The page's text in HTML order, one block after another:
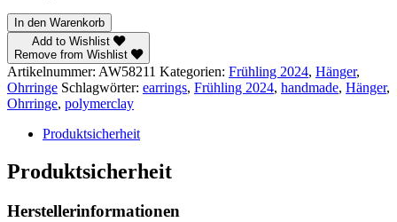
Frühling
2024
Hänger
Menge
In den Warenkorb
Add to Wishlist
Remove from Wishlist
Artikelnummer: AW58211 Kategorien: Frühling 2024, Hänger,
Ohrringe Schlagwörter: earrings, Frühling 2024, handmade, Hänger,
Ohrringe, polymerclay
Produktsicherheit
Produktsicherheit
Herstellerinformationen